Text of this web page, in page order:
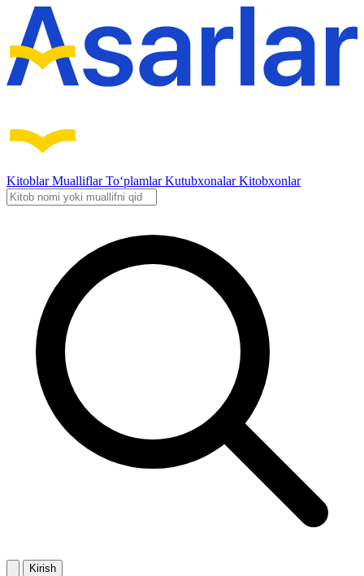
KitoblarMualliflarTo‘plamlarKutubxonalarKitobxonlar
Kirish